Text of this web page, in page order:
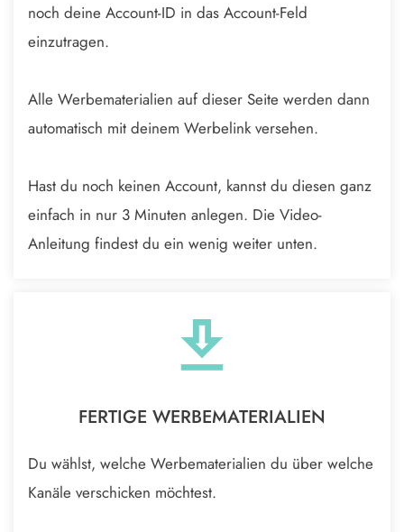
noch deine Account-ID in das Account-Feld
einzutragen.
Alle Werbematerialien auf dieser Seite werden dann
automatisch mit deinem Werbelink versehen.
Hast du noch keinen Account, kannst du diesen ganz
einfach in nur 3 Minuten anlegen. Die Video-
Anleitung findest du ein wenig weiter unten.
FERTIGE WERBEMATERIALIEN
Du wählst, welche Werbematerialien du über welche
Kanäle verschicken möchtest.